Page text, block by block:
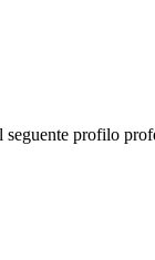
profilo